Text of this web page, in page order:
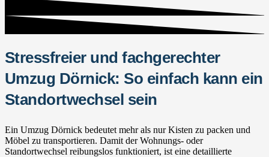
Stressfreier und fachgerechter
Umzug Dörnick: So einfach kann ein
Standortwechsel sein
Ein Umzug Dörnick bedeutet mehr als nur Kisten zu packen und
Möbel zu transportieren. Damit der Wohnungs- oder
Standortwechsel reibungslos funktioniert, ist eine detaillierte